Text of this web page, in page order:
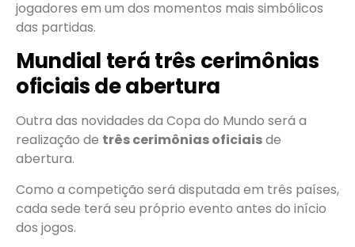
jogadores em um dos momentos mais simbólicos
das partidas.
Mundial terá três cerimônias
oficiais de abertura
Outra das novidades da Copa do Mundo será a
realização de três cerimônias oficiaisde
abertura.
Como a competição será disputada em três países,
cada sede terá seu próprio evento antes do início
dos jogos.